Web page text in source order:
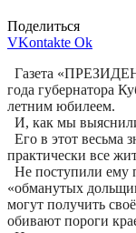
Поделиться
VKontakte Ok
Газета
года губернатора
летним юбилеем.
И, как мы
Его в этот весьма
практически все
Не поступили ему
«обманутых
могут получить
обивают пороги